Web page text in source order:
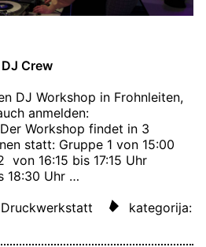
Crew
DJ Workshop in Frohnleiten,
anmelden:
Workshop findet in 3
statt: Gruppe 1 von 15:00
von 16:15 bis 17:15 Uhr
18:30 Uhr …
kategorija: